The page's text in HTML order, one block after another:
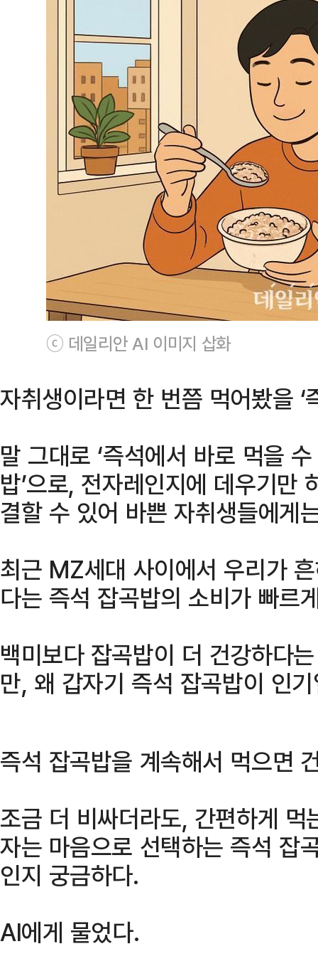
ⓒ 데일리안 AI 이미지 삽화
자취생이라면 한 번쯤 먹어봤을 ‘
말 그대로 ‘즉석에서 바로 먹을
밥’으로, 전자레인지에 데우기만
결할 수 있어 바쁜 자취생들에게
최근 MZ세대 사이에서 우리가
다는 즉석 잡곡밥의 소비가 빠르
백미보다 잡곡밥이 더 건강하다
만, 왜 갑자기 즉석 잡곡밥이 인
즉석 잡곡밥을 계속해서 먹으면
조금 더 비싸더라도, 간편하게
자는 마음으로 선택하는 즉석 잡
인지 궁금하다.
AI에게 물었다.